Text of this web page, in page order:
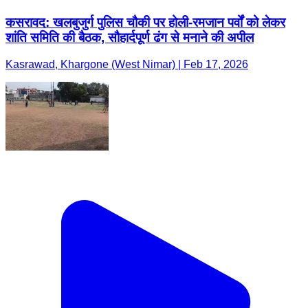
कसरावद: खलबुजुर्ग पुलिस चौकी पर होली-रमजान पर्वों को लेकर
शांति समिति की बैठक, सौहार्दपूर्ण ढंग से मनाने की अपील
Kasrawad, Khargone (West Nimar) | Feb 17, 2026